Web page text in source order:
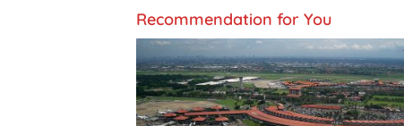
Recommendation for You